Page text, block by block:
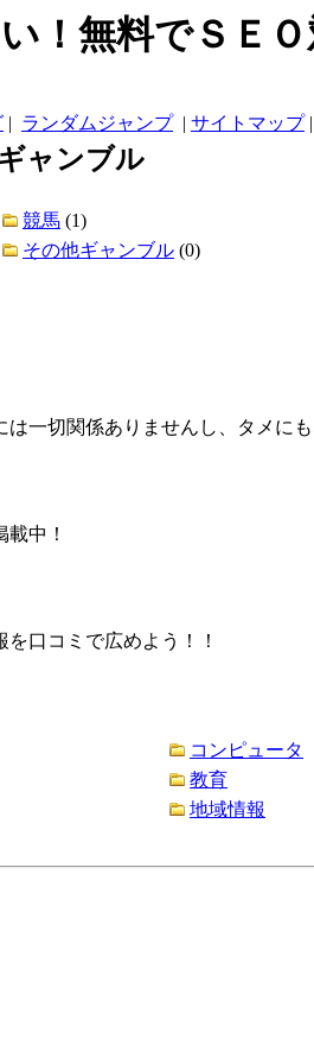
！無料でＳＥＯ
| ランダムジャンプ| サイトマップ|
ギャンブル
競馬 (1)
その他ギャンブル (0)
一切関係ありませんし、タメにも
載中！
口コミで広めよう！！
コンピュータ
教育
地域情報